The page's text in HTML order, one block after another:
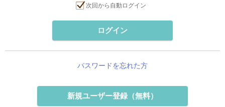
次回から自動ログイン
ログイン
パスワードを忘れた方
新規ユーザー登録（無料）